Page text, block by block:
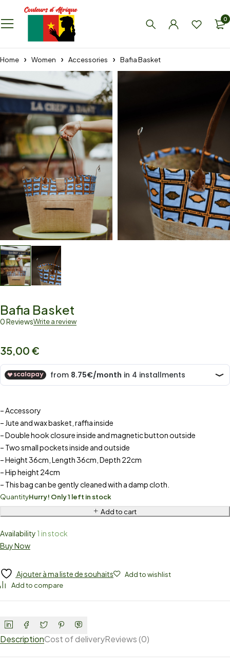
0
Home Women Accessories Bafia Basket
Bafia Basket
0 ReviewsWrite a review
35,00 €
– Accessory
– Jute and wax basket, raffia inside
– Double hook closure inside and magnetic button outside
– Two small pockets inside and outside
– Height 36cm, Length 36cm, Depth 22cm
– Hip height 24cm
– This bag can be gently cleaned with a damp cloth.
QuantityHurry! Only 1 left in stock
Add to cart
Availability 1 in stock
Buy Now
Ajouter à ma liste de souhaits
Add to wishlist
Add to compare
DescriptionCost of deliveryReviews (0)